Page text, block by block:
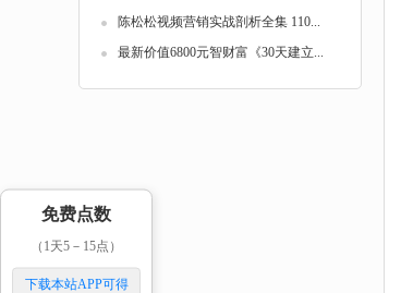
陈松松视频营销实战剖析全集 110...
最新价值6800元智财富《30天建立...
免费点数
（1天5－15点）
下载本站APP可得